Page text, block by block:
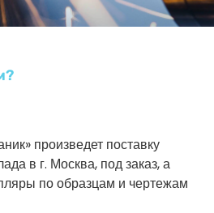
произведет поставку
в г. Москва, под заказ, а
по образцам и чертежам